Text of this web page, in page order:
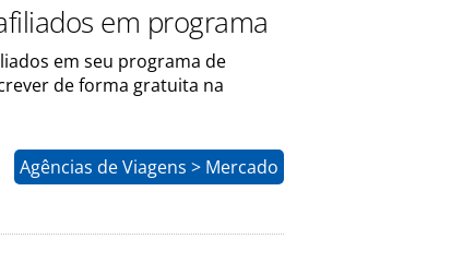
em programa
em seu programa de
de forma gratuita na
Agências de Viagens > Mercado